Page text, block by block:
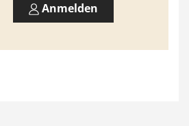
Anmelden